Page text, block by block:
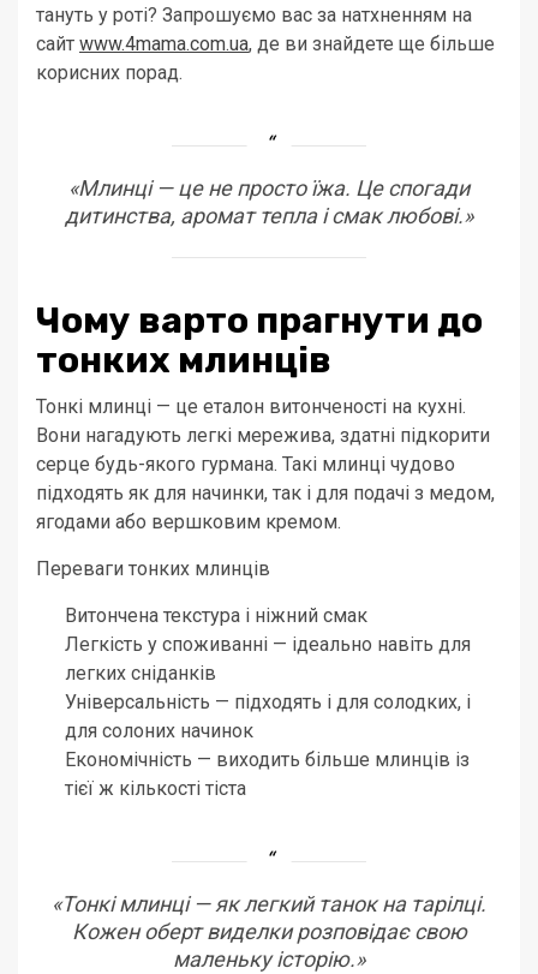
тануть у роті? Запрошуємо вас за натхненням на
сайт www.4mama.com.ua, де ви знайдете ще більше
корисних порад.
«Млинці — це не просто їжа. Це спогади
дитинства, аромат тепла і смак любові.»
Чому варто прагнути до
тонких млинців
Тонкі млинці — це еталон витонченості на кухні.
Вони нагадують легкі мережива, здатні підкорити
серце будь-якого гурмана. Такі млинці чудово
підходять як для начинки, так і для подачі з медом,
ягодами або вершковим кремом.
Переваги тонких млинців
Витончена текстура і ніжний смак
Легкість у споживанні — ідеально навіть для
легких сніданків
Універсальність — підходять і для солодких, і
для солоних начинок
Економічність — виходить більше млинців із
тієї ж кількості тіста
«Тонкі млинці — як легкий танок на тарілці.
Кожен оберт виделки розповідає свою
маленьку історію.»